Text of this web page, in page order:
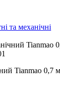
та механічні
Tianmao